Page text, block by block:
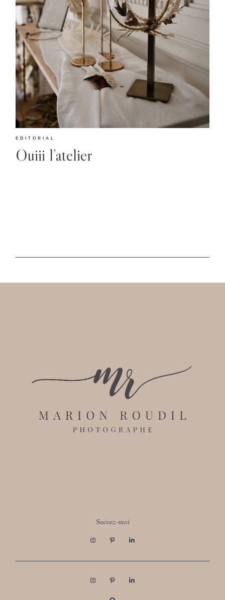
EDITORIAL
Ouiii l’atelier
Suivez-moi
FOLLOW MARION ROUDIL